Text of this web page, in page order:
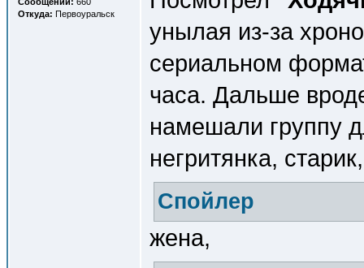
Откуда: Первоуральск
унылая из-за
сериальном
часа. Дальше
намешали группу
негритянка, старик,
Спойлер
жена,